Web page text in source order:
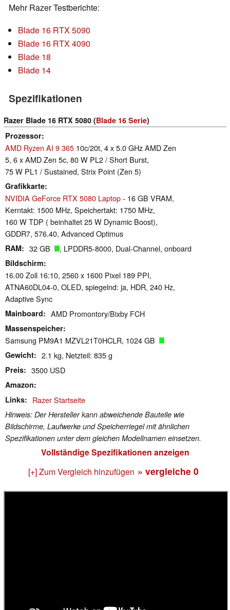
Mehr Razer Testberichte:
Blade 16 RTX 5090
Blade 16 RTX 4090
Blade 18
Blade 14
Spezifikationen
Razer Blade 16 RTX 5080 (Blade 16 Serie)
Prozessor
AMD Ryzen AI 9 365 10c/20t, 4 x 5.0 GHz AMD Zen
5, 6 x AMD Zen 5c, 80 W PL2 / Short Burst,
75 W PL1 / Sustained, Strix Point (Zen 5)
Grafikkarte
NVIDIA GeForce RTX 5080 Laptop- 16 GB VRAM,
Kerntakt: 1500 MHz, Speichertakt: 1750 MHz,
160 W TDP ( beinhaltet 25 W Dynamic Boost),
GDDR7, 576.40, Advanced Optimus
RAM 32 GB , LPDDR5-8000, Dual-Channel, onboard
Bildschirm
16.00 Zoll 16:10, 2560 x 1600 Pixel 189 PPI,
ATNA60DL04-0, OLED, spiegelnd: ja, HDR, 240 Hz,
Adaptive Sync
Mainboard AMD Promontory/Bixby FCH
Massenspeicher
Samsung PM9A1 MZVL21T0HCLR, 1024 GB
Gewicht 2.1 kg, Netzteil: 835 g
Preis 3500 USD
Amazon
Links
Razer Startseite
Hinweis: Der Hersteller kann abweichende Bauteile wie
Bildschirme, Laufwerke und Speicherriegel mit ähnlichen
Spezifikationen unter dem gleichen Modellnamen einsetzen.
Vollständige Spezifikationen anzeigen
[+] Zum Vergleich hinzufügen » vergleiche 0